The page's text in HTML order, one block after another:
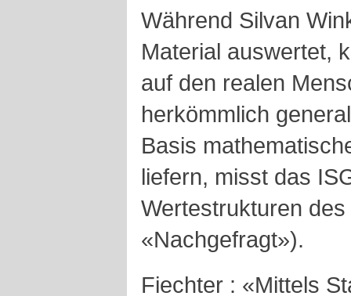
Während Silvan
Material auswertet,
auf den realen
herkömmlich
Basis
liefern, misst das
Wertestrukturen
«Nachgefragt»).
Fiechter : «Mittels